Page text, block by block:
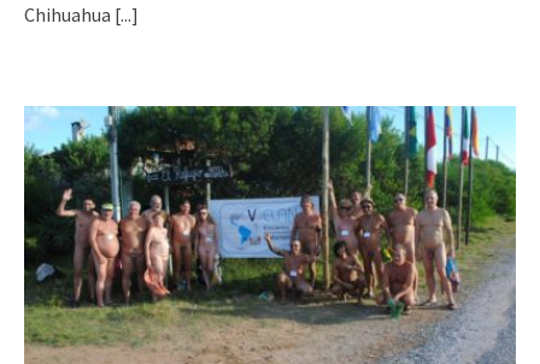
Chihuahua [...]